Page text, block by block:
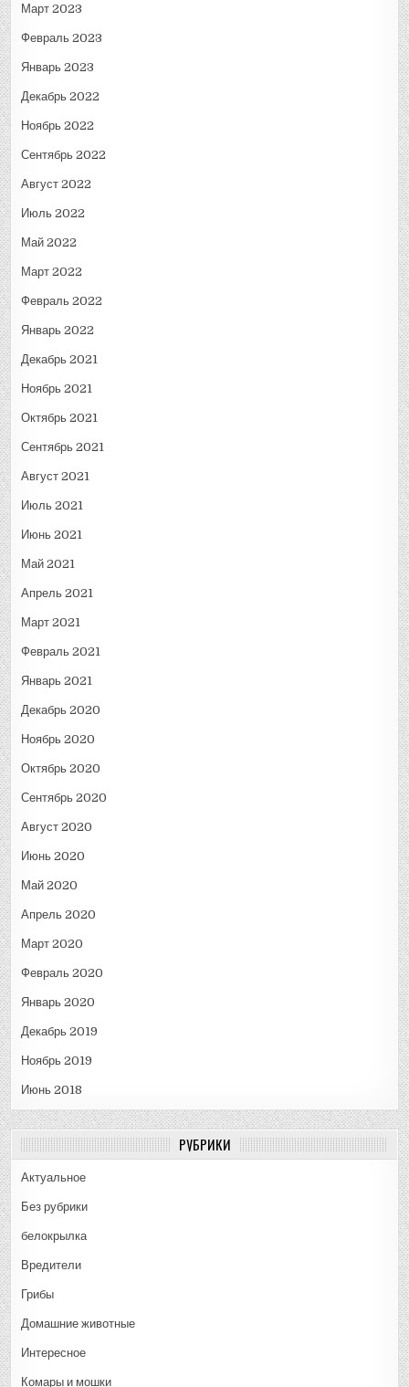
Март 2023
Февраль 2023
Январь 2023
Декабрь 2022
Ноябрь 2022
Сентябрь 2022
Август 2022
Июль 2022
Май 2022
Март 2022
Февраль 2022
Январь 2022
Декабрь 2021
Ноябрь 2021
Октябрь 2021
Сентябрь 2021
Август 2021
Июль 2021
Июнь 2021
Май 2021
Апрель 2021
Март 2021
Февраль 2021
Январь 2021
Декабрь 2020
Ноябрь 2020
Октябрь 2020
Сентябрь 2020
Август 2020
Июнь 2020
Май 2020
Апрель 2020
Март 2020
Февраль 2020
Январь 2020
Декабрь 2019
Ноябрь 2019
Июнь 2018
РУБРИКИ
Актуальное
Без рубрики
белокрылка
Вредители
Грибы
Домашние животные
Интересное
Комары и мошки